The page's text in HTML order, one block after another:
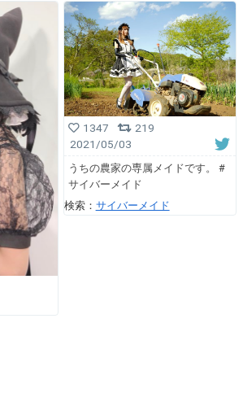
1347
219
2021/05/03
うちの農家の専属メイドです。 #
サイバーメイド
検索： サイバーメイド